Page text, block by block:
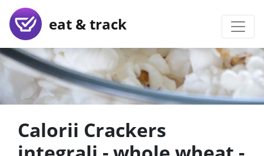
eat & track
Calorii Crackers